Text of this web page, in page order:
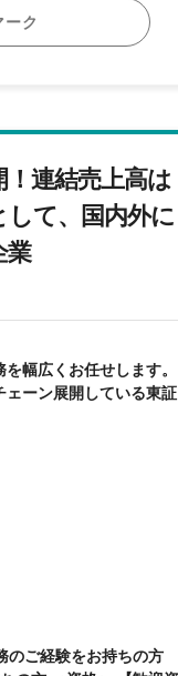
ーク
！連結売上高は
して、国内外に
業
幅広くお任せします。
ェーン展開している東証